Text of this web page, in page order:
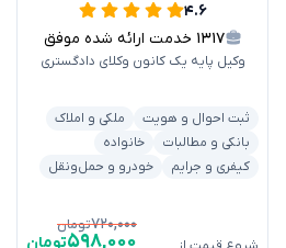
۴.۶
۱۳۱۷ خدمت ارائه شده موفق
وکیل پایه یک کانون وکلای دادگستری
ثبت احوال و هویت
ملکی و املاک
بانکی و مطالبات
خانواده
کیفری و جرایم
خودرو و حمل‌ونقل
۷۲۰,۰۰۰تومان
۵۹۸,۰۰۰تومان